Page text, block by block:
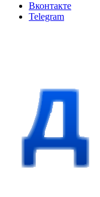
Вконтакте
Telegram